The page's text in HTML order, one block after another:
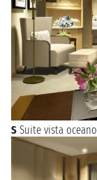
S Suite vista oceano